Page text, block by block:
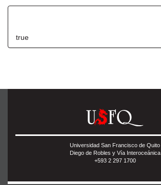
true
Universidad San Francisco de Quito
Diego de Robles y Vía Interoceánica
+593 2 297 1700